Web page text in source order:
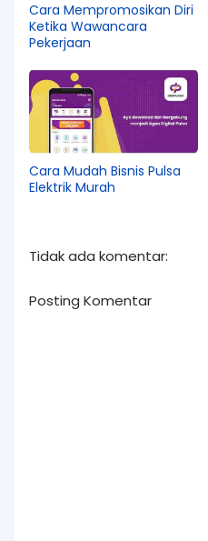
Cara Mempromosikan Diri
Ketika Wawancara
Pekerjaan
Cara Mudah Bisnis Pulsa
Elektrik Murah
Tidak ada komentar:
Posting Komentar